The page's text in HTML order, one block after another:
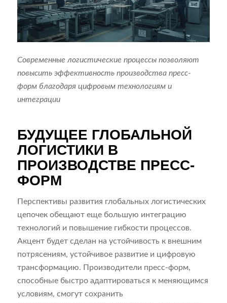
Современные логистические процессы позволяют
повысить эффективность производства пресс-
форм благодаря цифровым технологиям и
интеграции
БУДУЩЕЕ ГЛОБАЛЬНОЙ
ЛОГИСТИКИ В
ПРОИЗВОДСТВЕ ПРЕСС-
ФОРМ
Перспективы развития глобальных логистических
цепочек обещают еще большую интеграцию
технологий и повышение гибкости процессов.
Акцент будет сделан на устойчивость к внешним
потрясениям, устойчивое развитие и цифровую
трансформацию. Производители пресс-форм,
способные быстро адаптироваться к меняющимся
условиям, смогут сохранить